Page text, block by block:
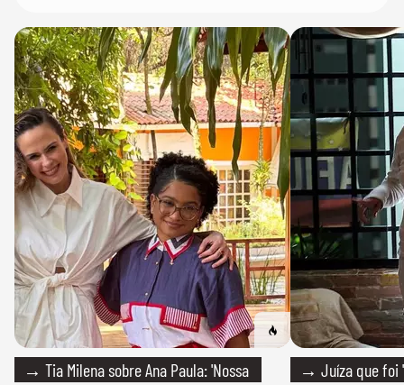
→ Tia Milena sobre Ana Paula: 'Nossa
→ Juíza que foi